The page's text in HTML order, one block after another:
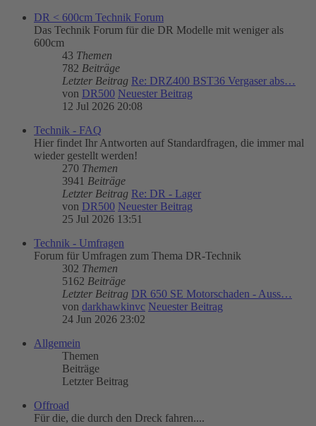
DR < 600cm Technik Forum
Das Technik Forum für die DR Modelle mit weniger als
600cm
43 Themen
782 Beiträge
Letzter Beitrag Re: DRZ400 BST36 Vergaser abs…
von DR500 Neuester Beitrag
12 Jul 2026 20:08
Technik - FAQ
Hier findet Ihr Antworten auf Standardfragen, die immer mal
wieder gestellt werden!
270 Themen
3941 Beiträge
Letzter Beitrag Re: DR - Lager
von DR500 Neuester Beitrag
25 Jul 2026 13:51
Technik - Umfragen
Forum für Umfragen zum Thema DR-Technik
302 Themen
5162 Beiträge
Letzter Beitrag DR 650 SE Motorschaden - Auss…
von darkhawkinvc Neuester Beitrag
24 Jun 2026 23:02
Allgemein
Themen
Beiträge
Letzter Beitrag
Offroad
Für die, die durch den Dreck fahren....